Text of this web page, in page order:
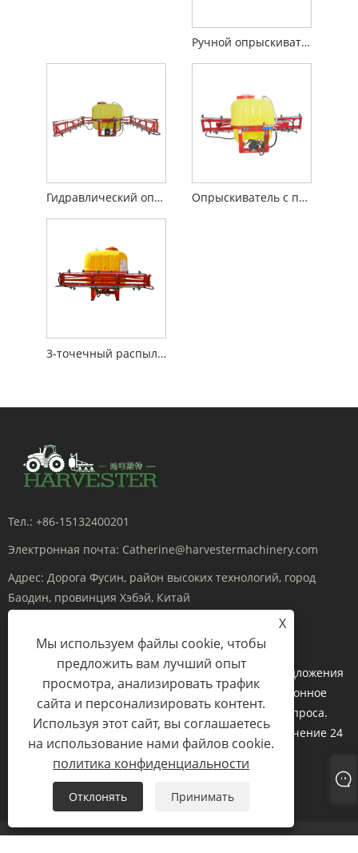
Ручной опрыскиватель стрелы
Гидравлический опрыскиватель стрелы Опрыскиватель с прицепной стрелой
3-точечный распылитель
Тел.: +86-15132400201
Электронная почта: Catherine@harvestermachinery.com
Адрес: Дорога Фусин, район высоких технологий, город
Баодин, провинция Хэбэй, Китай
ОТПРАВИТЬ ЗАПРОС
Если у вас есть какие-либо вопросы по поводу предложения
или сотрудничества, пожалуйста, отправьте электронное
письмо или воспользуйтесь следующей формой запроса.
Наш торговый представитель свяжется с вами в течение 24
часов.
ОТПРАВИТЬ
X
Мы используем файлы cookie, чтобы
предложить вам лучший опыт
просмотра, анализировать трафик
сайта и персонализировать контент.
Используя этот сайт, вы соглашаетесь
на использование нами файлов cookie.
политика конфиденциальности
Отклонять Принимать